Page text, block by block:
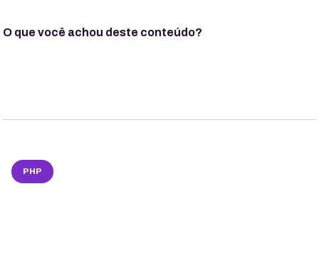
O que você achou deste conteúdo?
PHP